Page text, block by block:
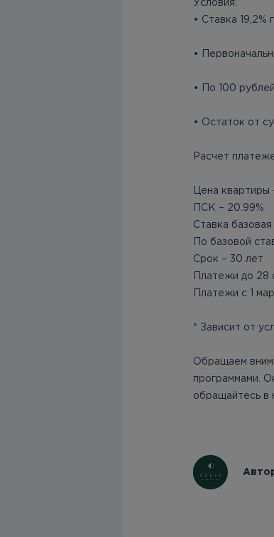
Условия:
• Ставка 19,2%
•
• По 100
• Остаток от
Расчет
Цена
ПСК – 20.99%
Ставка базовая
По базовой
Срок – 30 лет
Платежи до 28
Платежи с 1
* Зависит от
Обращаем
программами.
обращайтесь в